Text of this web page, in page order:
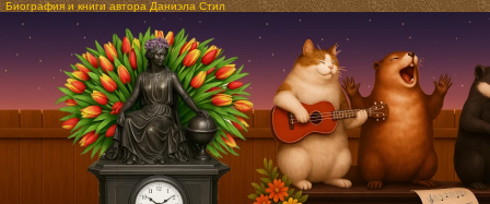
Биография и книги автора Даниэла Стил